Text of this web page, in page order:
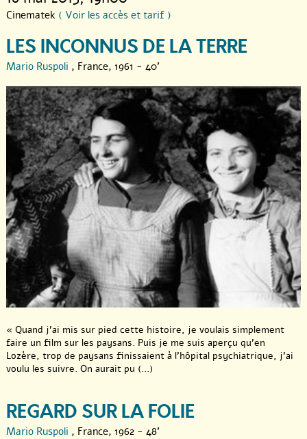
Cinematek ( Voir les accès et tarif )
LES INCONNUS DE LA TERRE
Mario Ruspoli , France, 1961 - 40'
« Quand j’ai mis sur pied cette histoire, je voulais simplement
faire un film sur les paysans. Puis je me suis aperçu qu’en
Lozère, trop de paysans finissaient à l’hôpital psychiatrique, j’ai
voulu les suivre. On aurait pu (...)
REGARD SUR LA FOLIE
Mario Ruspoli , France, 1962 - 48'